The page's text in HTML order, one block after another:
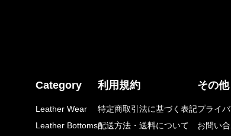
Category
Leather Wear
Leather Bottoms
利用規約
特定商取引法に基づく表記
配送方法・送料について
その他
プライ
お問い